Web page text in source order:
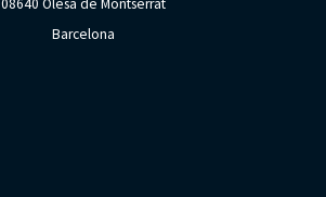
Barcelona